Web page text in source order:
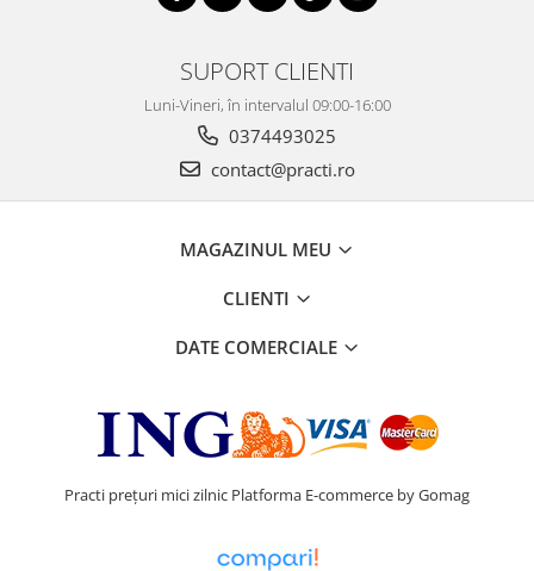
SUPORT CLIENTI
Luni-Vineri, în intervalul 09:00-16:00
0374493025
contact@practi.ro
MAGAZINUL MEU
CLIENTI
DATE COMERCIALE
Practi prețuri mici zilnic Platforma E-commerce by Gomag